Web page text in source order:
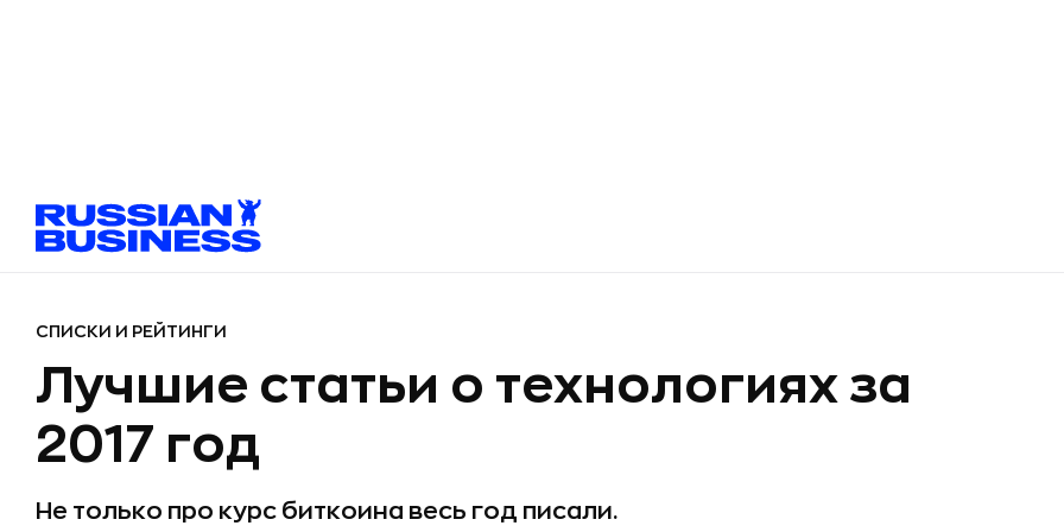
СПИСКИ И РЕЙТИНГИ
Лучшие статьи о технологиях за
2017 год
Не только про курс биткоина весь год писали.